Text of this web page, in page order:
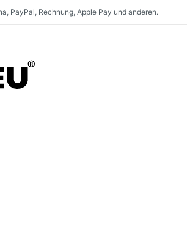
nach Österreich und in die
Größter Direktimporteur Deutschlands.
einkaufen. Serverstandort in Deutschland.